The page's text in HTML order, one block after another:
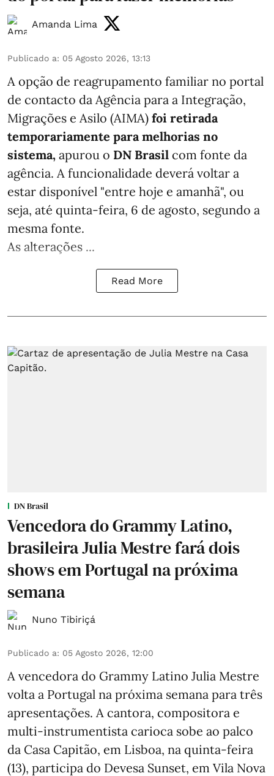
Amanda Lima
Publicado a: 05 Agosto 2026, 13:13
A opção de reagrupamento familiar no portal
de contacto da Agência para a Integração,
Migrações e Asilo (AIMA) foi retirada
temporariamente para melhorias no
sistema, apurou o DN Brasil com fonte da
agência. A funcionalidade deverá voltar a
estar disponível "entre hoje e amanhã", ou
seja, até quinta-feira, 6 de agosto, segundo a
mesma fonte.
As alterações ...
Read More
DN Brasil
Vencedora do Grammy Latino,
brasileira Julia Mestre fará dois
shows em Portugal na próxima
semana
Nuno Tibiriçá
Publicado a: 05 Agosto 2026, 12:00
A vencedora do Grammy Latino Julia Mestre
volta a Portugal na próxima semana para três
apresentações. A cantora, compositora e
multi-instrumentista carioca sobe ao palco
da Casa Capitão, em Lisboa, na quinta-feira
(13), participa do Devesa Sunset, em Vila Nova